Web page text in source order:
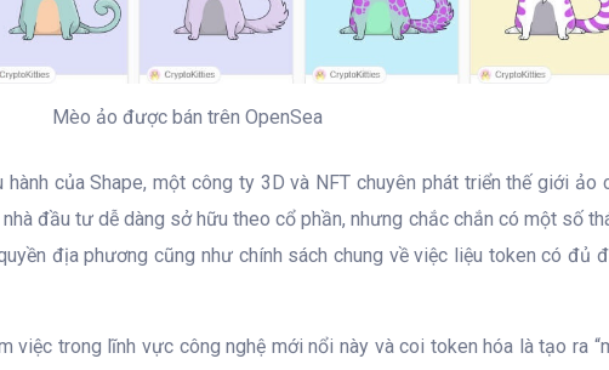
Mèo ảo được bán trên OpenSea
của Shape, một công ty 3D và NFT chuyên phát triển thế giới ảo
đầu tư dễ dàng sở hữu theo cổ phần, nhưng chắc chắn có một số
địa phương cũng như chính sách chung về việc liệu token có đủ
việc trong lĩnh vực công nghệ mới nổi này và coi token hóa là tạo ra